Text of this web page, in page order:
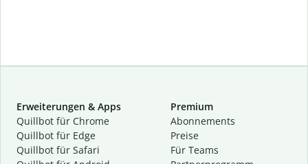
Erweiterungen & Apps
Quillbot für Chrome
Quillbot für Edge
Quillbot für Safari
Premium
Abon­ne­ments
Preise
Für Teams